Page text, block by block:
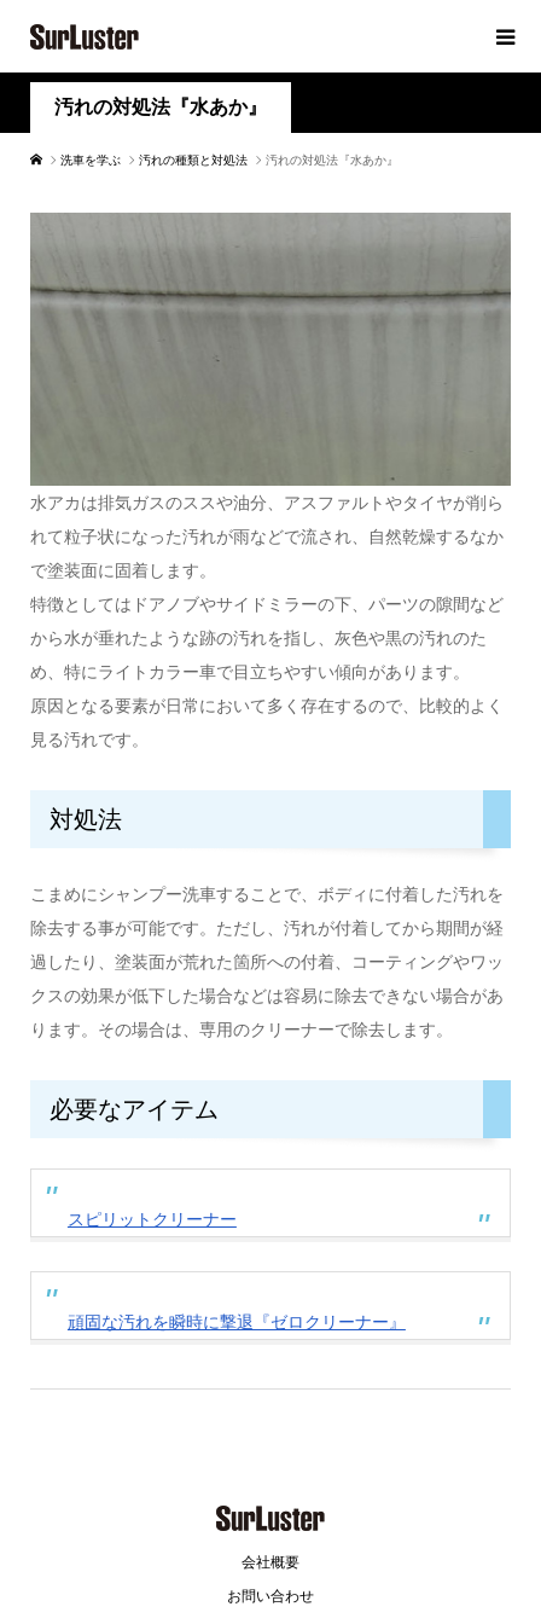
汚れの対処法『水あか』
洗車を学ぶ 汚れの種類と対処法 汚れの対処法『水あか』
水アカは排気ガスのススや油分、アスファルトやタイヤが削ら
れて粒子状になった汚れが雨などで流され、自然乾燥するなか
で塗装面に固着します。
特徴としてはドアノブやサイドミラーの下、パーツの隙間など
から水が垂れたような跡の汚れを指し、灰色や黒の汚れのた
め、特にライトカラー車で目立ちやすい傾向があります。
原因となる要素が日常において多く存在するので、比較的よく
見る汚れです。
対処法
こまめにシャンプー洗車することで、ボディに付着した汚れを
除去する事が可能です。ただし、汚れが付着してから期間が経
過したり、塗装面が荒れた箇所への付着、コーティングやワッ
クスの効果が低下した場合などは容易に除去できない場合があ
ります。その場合は、専用のクリーナーで除去します。
必要なアイテム
スピリットクリーナー
頑固な汚れを瞬時に撃退『ゼロクリーナー』
会社概要
お問い合わせ